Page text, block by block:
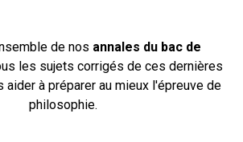
de nos annales du bac de
les sujets corrigés de ces dernières
aider à préparer au mieux l'épreuve de
philosophie.